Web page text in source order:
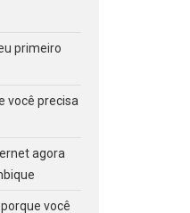
primeiro
você precisa
agora
você